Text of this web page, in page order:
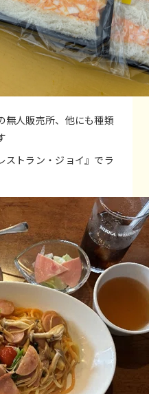
無人販売所、他にも種類
ストラン・ジョイ』でラ